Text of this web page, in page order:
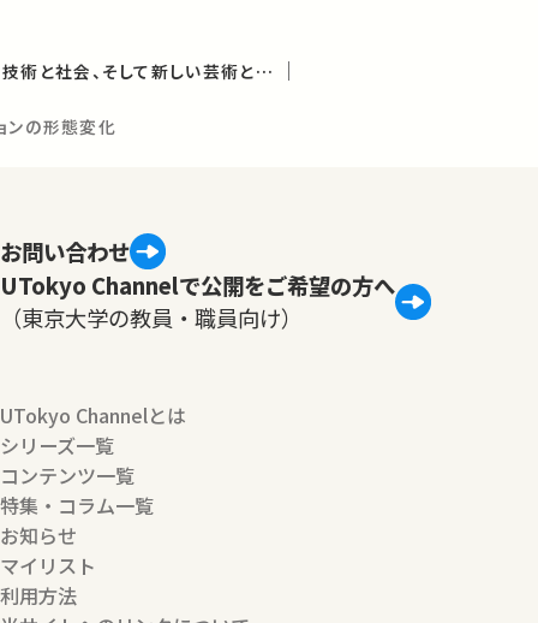
情報が世界を変える－技術と社会、そして新しい芸術とは（学術俯瞰講義）
ンの形態変化
お問い合わせ
UTokyo Channelで公開をご希望の方へ
（東京大学の教員・職員向け）
UTokyo Channelとは
シリーズ一覧
コンテンツ一覧
特集・コラム一覧
お知らせ
マイリスト
利用方法